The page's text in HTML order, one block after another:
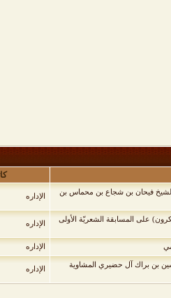
الشيخ فيحان بن شجاع بن محماس بن
الإداره
على المسابقة الشعريّة الأولى
الإداره
الإداره
بن براك آل حضيري المشاوية
الإداره